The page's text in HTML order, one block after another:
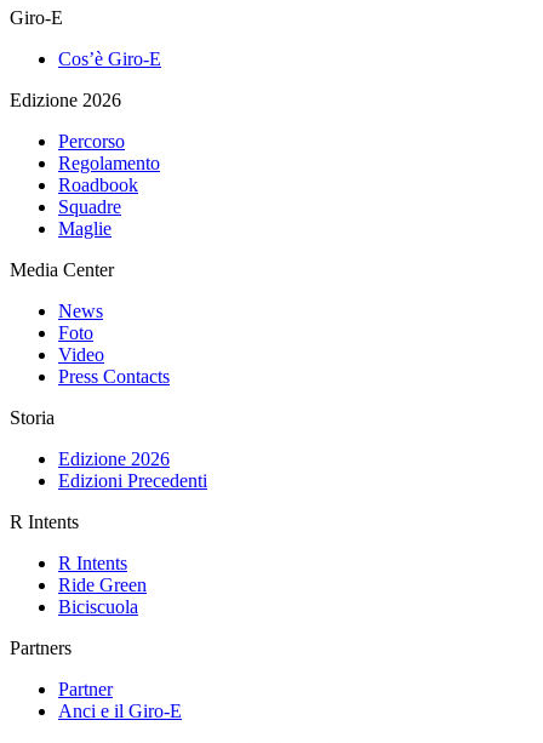
Giro-E
Cos’è Giro-E
Edizione 2026
Percorso
Regolamento
Roadbook
Squadre
Maglie
Media Center
News
Foto
Video
Press Contacts
Storia
Edizione 2026
Edizioni Precedenti
R Intents
R Intents
Ride Green
Biciscuola
Partners
Partner
Anci e il Giro-E